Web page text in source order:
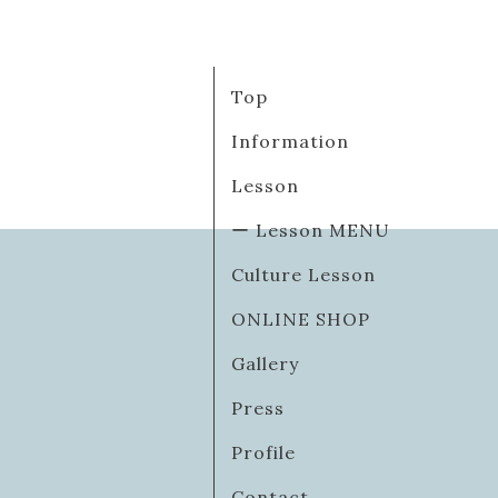
Top
Information
Lesson
ー Lesson MENU
Culture Lesson
ONLINE SHOP
Gallery
Press
Profile